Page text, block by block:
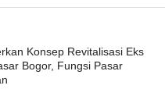
Konsep Revitalisasi Eks
Bogor, Fungsi Pasar